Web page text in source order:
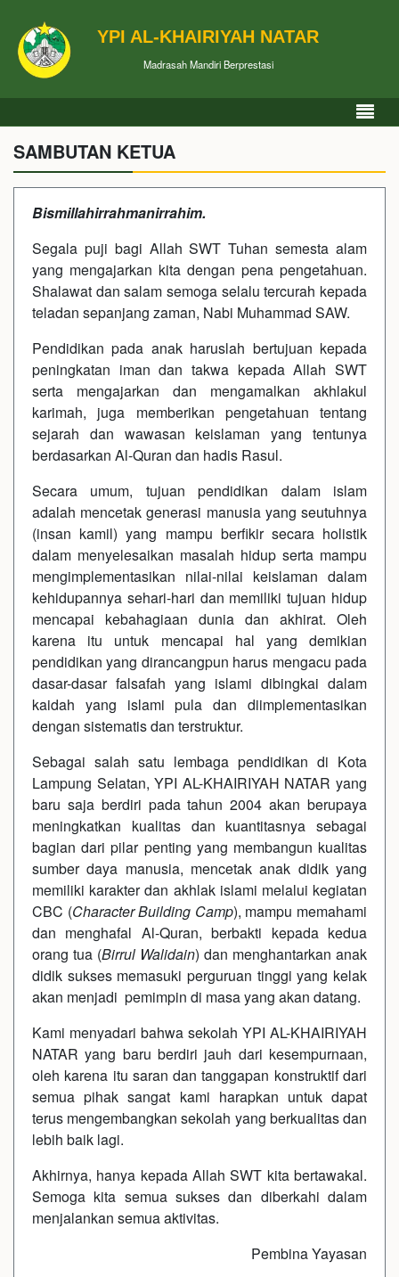
YPI AL-KHAIRIYAH NATAR
Madrasah Mandiri Berprestasi
SAMBUTAN KETUA
Bismillahirrahmanirrahim.
Segala puji bagi Allah SWT Tuhan semesta alam
yang mengajarkan kita dengan pena pengetahuan.
Shalawat dan salam semoga selalu tercurah kepada
teladan sepanjang zaman, Nabi Muhammad SAW.
Pendidikan pada anak haruslah bertujuan kepada
peningkatan iman dan takwa kepada Allah SWT
serta mengajarkan dan mengamalkan akhlakul
karimah, juga memberikan pengetahuan tentang
sejarah dan wawasan keislaman yang tentunya
berdasarkan Al-Quran dan hadis Rasul.
Secara umum, tujuan pendidikan dalam islam
adalah mencetak generasi manusia yang seutuhnya
(insan kamil) yang mampu berfikir secara holistik
dalam menyelesaikan masalah hidup serta mampu
mengimplementasikan nilai-nilai keislaman dalam
kehidupannya sehari-hari dan memiliki tujuan hidup
mencapai kebahagiaan dunia dan akhirat. Oleh
karena itu untuk mencapai hal yang demikian
pendidikan yang dirancangpun harus mengacu pada
dasar-dasar falsafah yang islami dibingkai dalam
kaidah yang islami pula dan diimplementasikan
dengan sistematis dan terstruktur.
Sebagai salah satu lembaga pendidikan di Kota
Lampung Selatan, YPI AL-KHAIRIYAH NATAR yang
baru saja berdiri pada tahun 2004 akan berupaya
meningkatkan kualitas dan kuantitasnya sebagai
bagian dari pilar penting yang membangun kualitas
sumber daya manusia, mencetak anak didik yang
memiliki karakter dan akhlak islami melalui kegiatan
CBC (Character Building Camp), mampu memahami
dan menghafal Al-Quran, berbakti kepada kedua
orang tua (Birrul Walidain) dan menghantarkan anak
didik sukses memasuki perguruan tinggi yang kelak
akan menjadi pemimpin di masa yang akan datang.
Kami menyadari bahwa sekolah YPI AL-KHAIRIYAH
NATAR yang baru berdiri jauh dari kesempurnaan,
oleh karena itu saran dan tanggapan konstruktif dari
semua pihak sangat kami harapkan untuk dapat
terus mengembangkan sekolah yang berkualitas dan
lebih baik lagi.
Akhirnya, hanya kepada Allah SWT kita bertawakal.
Semoga kita semua sukses dan diberkahi dalam
menjalankan semua aktivitas.
Pembina Yayasan